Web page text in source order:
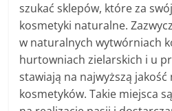
szukać sklepów, które za
kosmetyki naturalne.
w naturalnych wytwórniach
hurtowniach zielarskich i u
stawiają na najwyższą
kosmetyków. Takie miejsca